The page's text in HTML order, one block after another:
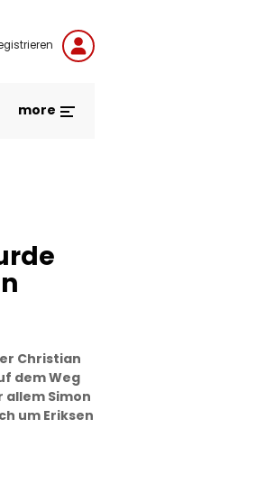
more
Christian
dem Weg
allem Simon
um Eriksen